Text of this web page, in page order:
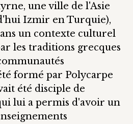
une ville de l'Asie
Izmir en Turquie),
un contexte culturel
les traditions grecques
formé par Polycarpe
été disciple de
lui a permis d'avoir un